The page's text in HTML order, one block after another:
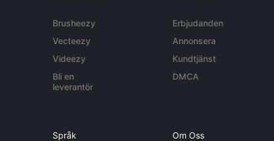
Brusheezy
Vecteezy
Videezy
Bli en
leverantör
Erbjudanden
Annonsera
Kundtjänst
DMCA
Språk Om Oss